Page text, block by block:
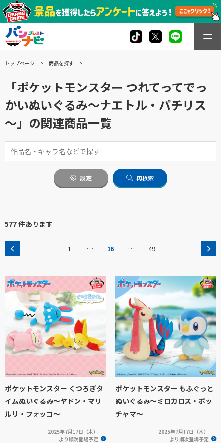
トップページ 商品を探す
「ポケットモンスター つれてってでっ
かいぬいぐるみ～ナエトル・パチリス
～」の関連商品一覧
設定 再検索
577 件あります
1 … 16 … 49
ポケットモンスター くつろぎタ
イムぬいぐるみ～ヤドン・マリ
ルリ・フォッコ～
2025年7月17日（木）
より順次登場予定
ポケットモンスター もふぐっと
ぬいぐるみ～ミロカロス・ポッ
チャマ～
2025年7月17日（木）
より順次登場予定